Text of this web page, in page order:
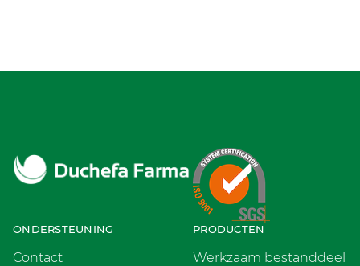
ONDERSTEUNING
Contact
PRODUCTEN
Werkzaam bestanddeel